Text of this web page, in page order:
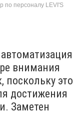
по персоналу LEVI'S
внимания
поскольку это
достижения
Заметен